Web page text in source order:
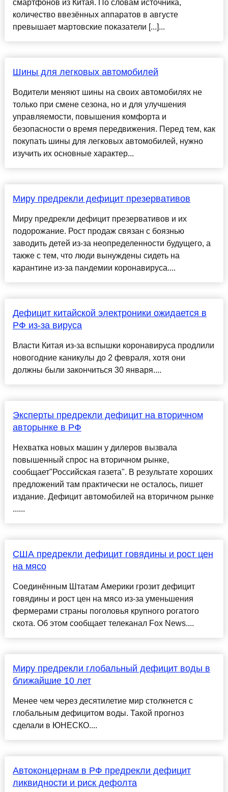
смартфонов из Китая. По словам источника,
количество ввезённых аппаратов в августе
превышает мартовские показатели [...]...
Шины для легковых автомобилей
Водители меняют шины на своих автомобилях не
только при смене сезона, но и для улучшения
управляемости, повышения комфорта и
безопасности о время передвижения. Перед тем, как
покупать шины для легковых автомобилей, нужно
изучить их основные характер...
Миру предрекли дефицит презервативов
Миру предрекли дефицит презервативов и их
подорожание. Рост продаж связан с боязнью
заводить детей из-за неопределенности будущего, а
также с тем, что люди вынуждены сидеть на
карантине из-за пандемии коронавируса....
Дефицит китайской электроники ожидается в
РФ из-за вируса
Власти Китая из-за вспышки коронавируса продлили
новогодние каникулы до 2 февраля, хотя они
должны были закончиться 30 января....
Эксперты предрекли дефицит на вторичном
авторынке в РФ
Нехватка новых машин у дилеров вызвала
повышенный спрос на вторичном рынке,
сообщает"Российская газета". В результате хороших
предложений там практически не осталось, пишет
издание. Дефицит автомобилей на вторичном рынке
......
США предрекли дефицит говядины и рост цен
на мясо
Соединённым Штатам Америки грозит дефицит
говядины и рост цен на мясо из-за уменьшения
фермерами страны поголовья крупного рогатого
скота. Об этом сообщает телеканал Fox News....
Миру предрекли глобальный дефицит воды в
ближайшие 10 лет
Менее чем через десятилетие мир столкнется с
глобальным дефицитом воды. Такой прогноз
сделали в ЮНЕСКО....
Автоконцернам в РФ предрекли дефицит
ликвидности и риск дефолта